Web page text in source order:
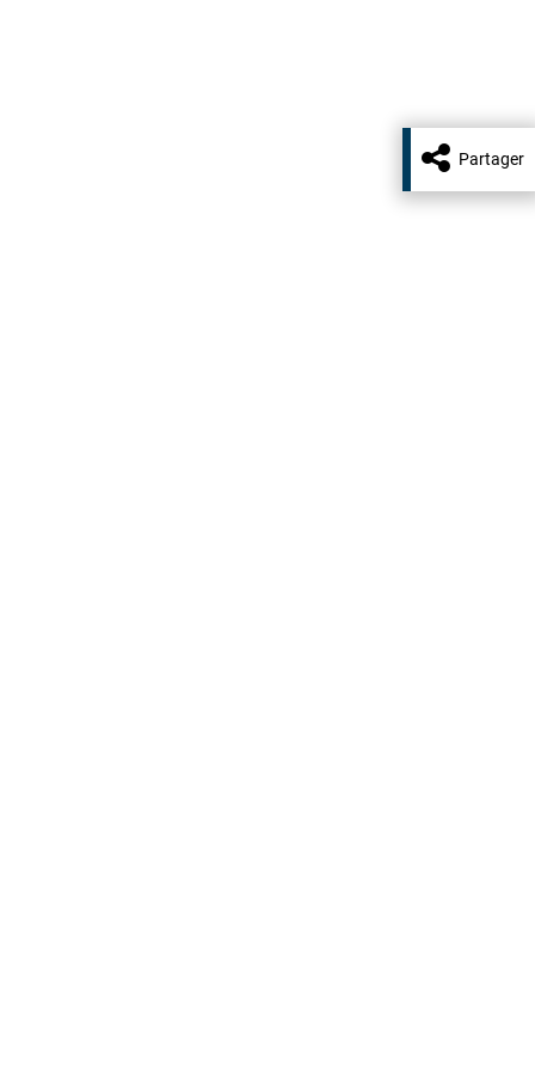
Partager